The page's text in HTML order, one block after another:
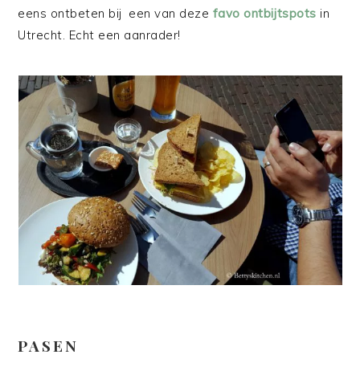
eens ontbeten bij een van deze favo ontbijtspots in
Utrecht. Echt een aanrader!
PASEN